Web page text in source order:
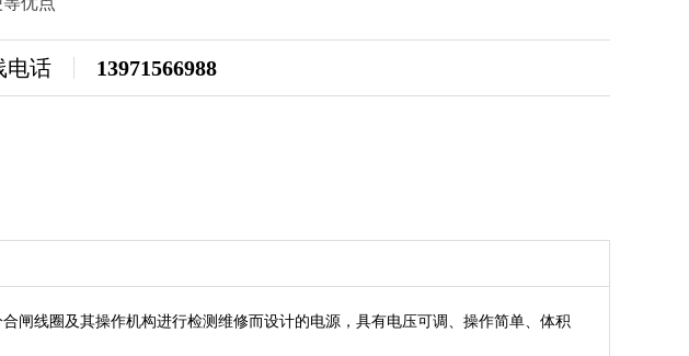
电话 13971566988
闸线圈及其操作机构进行检测维修而设计的电源，具有电压可调、操作简单、体积